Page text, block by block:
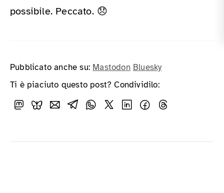
possibile. Peccato. 😞
Pubblicato anche su: Mastodon Bluesky
Ti è piaciuto questo post? Condividilo: